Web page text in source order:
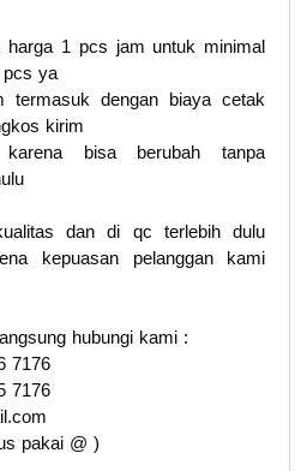
harga 1 pcs jam untuk minimal
pcs ya
termasuk dengan biaya cetak
kirim
bisa berubah tanpa
dan di qc terlebih dulu
kepuasan pelanggan kami
hubungi kami :
7176
7176
pakai @ )